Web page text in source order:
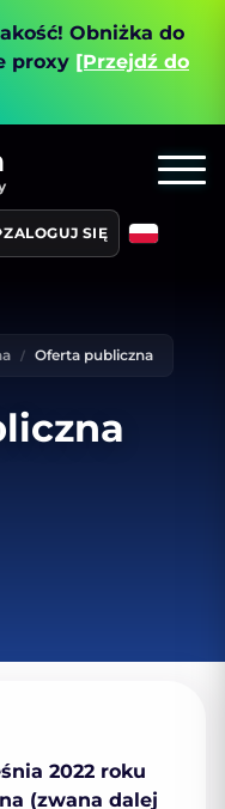
Obniżka do
proxy [Przejdź do
ZALOGUJ SIĘ
Oferta publiczna
2022 roku
(zwana dalej